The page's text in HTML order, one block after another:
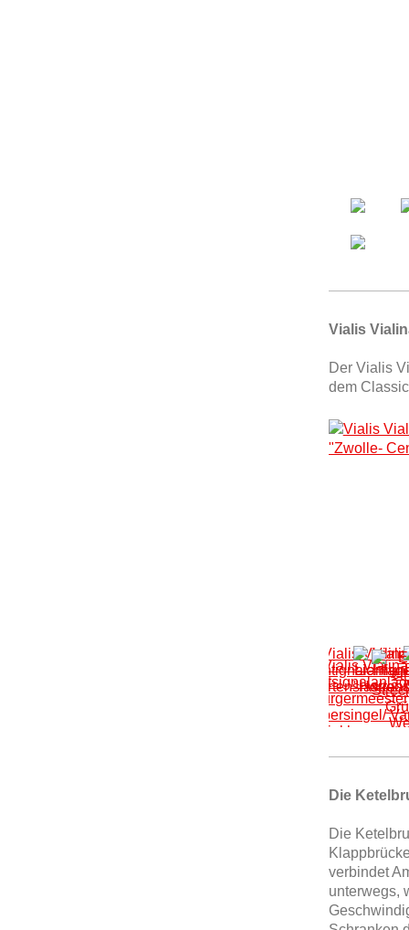
Vialis
Der Vialis
dem
Die
Die
verbindet
unterwegs,